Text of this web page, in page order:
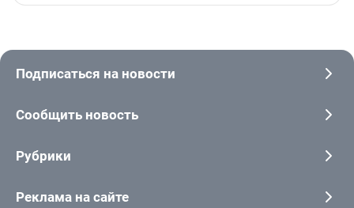
Подписаться на новости
Сообщить новость
Рубрики
Реклама на сайте